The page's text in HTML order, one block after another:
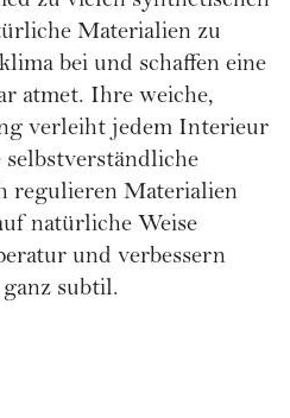
Materialien zu
bei und schaffen eine
atmet. Ihre weiche,
verleiht jedem Interieur
regulieren Materialien
natürliche Weise
und verbessern
subtil.